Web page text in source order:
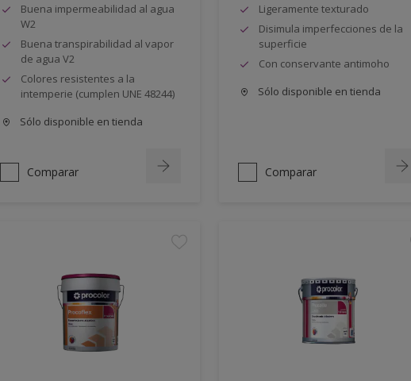
Buena impermeabilidad al agua
W2
Buena transpirabilidad al vapor
de agua V2
Colores resistentes a la
intemperie (cumplen UNE 48244)
Sólo disponible en tienda
Comparar
Ligeramente texturado
Disimula imperfecciones de la
superficie
Con conservante antimoho
Sólo disponible en tienda
Comparar